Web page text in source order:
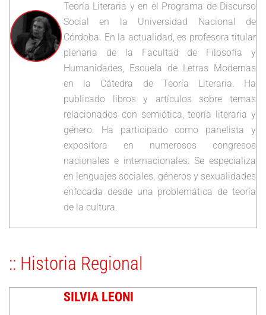
Teoría Literaria y en el Programa de Discurso
Social en la Universidad Nacional de
Córdoba. En la actualidad, es profesora titular
plenaria de la Facultad de Filosofía y
Humanidades, Escuela de Letras Modernas
en la Cátedra de Teoría Literaria. Ha
publicado libros y artículos sobre temas
relacionados con semiótica, teoría literaria y
género. Ha participado como panelista y
expositora en numerosos congresos
nacionales e internacionales. Se especializa
en lenguajes sociales, géneros y sexualidades
enfocada desde una problemática de teoría
de la cultura.
:: Historia Regional
SILVIA LEONI